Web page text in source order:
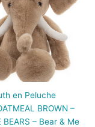
en Peluche
BROWN –
BEARS – Bear & Me